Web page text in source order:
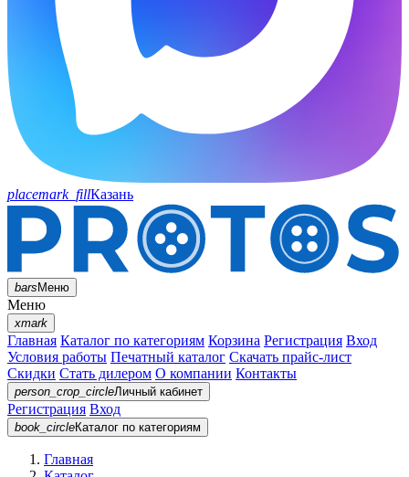
placemark_fillКазань
barsМеню
Меню
xmark
Главная Каталог по категориям Корзина Регистрация Вход
Условия работы Печатный каталог Скачать прайс-лист
Скидки Стать дилером О компании Контакты
person_crop_circleЛичный кабинет
Регистрация Вход
book_circleКаталог по категориям
Главная